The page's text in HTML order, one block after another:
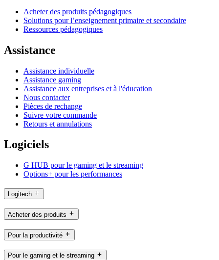
Acheter des produits pédagogiques
Solutions pour l’enseignement primaire et secondaire
Ressources pédagogiques
Assistance
Assistance individuelle
Assistance gaming
Assistance aux entreprises et à l'éducation
Nous contacter
Pièces de rechange
Suivre votre commande
Retours et annulations
Logiciels
G HUB pour le gaming et le streaming
Options+ pour les performances
Logitech
Acheter des produits
Pour la productivité
Pour le gaming et le streaming